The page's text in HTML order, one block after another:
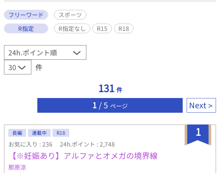
フリーワード
スポーツ
R指定
R指定なし R15 R18
件
131 件
1 / 5 ページ Next
1
長編 連載中 R18
お気に入り : 236 24h.ポイント : 2,748
【※妊娠あり】アルファとオメガの境界線
那原涼